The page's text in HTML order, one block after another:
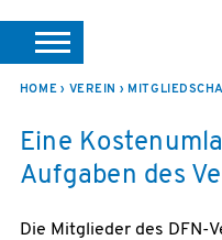
SUCHE PORTALE
VEREIN INTERN
HOME VEREIN
Eine
Aufgaben des
Die Mitglieder des DFN-